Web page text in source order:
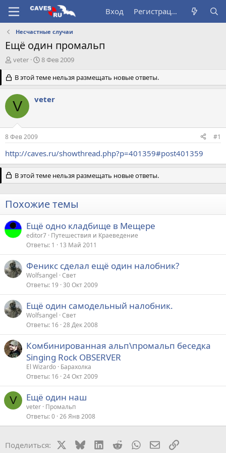
Вход Регистрация
Несчастные случаи
Ещё один промальп
А
т
о
р
т
м
veter
Д
т
а
н
а
а
8 Фев 2009
В этой теме нельзя размещать новые ответы.
V veter
8 Фев 2009 #1
http://caves.ru/showthread.php?p=401359#post401359
В этой теме нельзя размещать новые ответы.
Похожие темы
Ещё одно кладбище в Мещере
editor7 Путешествия и Краеведение
Ответы 1 13 Май 2011
Феникс сделал ещё один налобник?
Wolfsangel Свет
Ответы 19 30 Окт 2009
Ещё один самодельный налобник.
Wolfsangel Свет
Ответы 16 28 Дек 2008
Комбинированная альп\промальп беседка
Singing Rock OBSERVER
El Wizardo Барахолка
Ответы 16 24 Окт 2009
V Ещё один наш
veter Промальп
Ответы 0 26 Янв 2008
Поделиться: BlueskyLinkedIn
RedditWhatsAppЭлектронная
Ссылка